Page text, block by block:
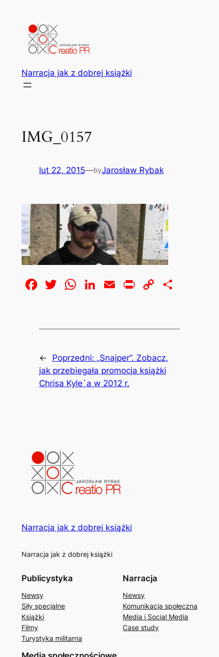
Narracja jak z dobrej książki
IMG_0157
lut 22, 2015—byJarosław Rybak
Facebook
Twitter
WhatsApp
LinkedIn
EmailPrintCopy
← Poprzedni: „Snajper”. Zobacz,
jak przebiegała promocja książki
Chrisa Kyle`a w 2012 r.
Narracja jak z dobrej książki
Narracja jak z dobrej książki
Publicystyka
Newsy
Siły specjalne
Książki
Filmy
Turystyka militarna
Narracja
Newsy
Komunikacja społeczna
Media i Social Media
Case study